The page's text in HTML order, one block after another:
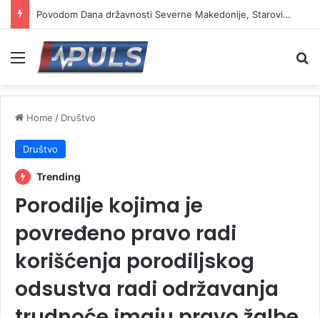
Danas je Sveti Ilija, veliki praznik i jedna od najpoštovanijih slava
Menu
Home / Društvo
Društvo
Trending
Porodilje kojima je
povređeno pravo radi
korišćenja porodiljskog
odsustva radi održavanja